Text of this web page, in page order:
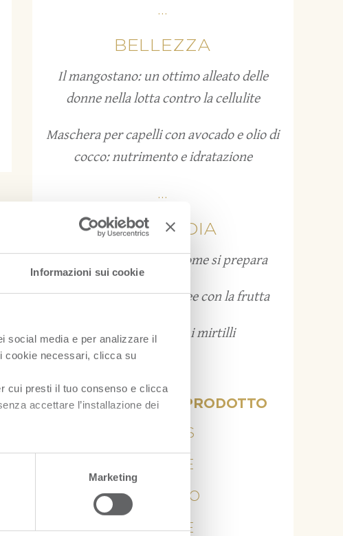
Informazioni sui cookie
social media e per analizzare il
cookie necessari, clicca su
cui presti il tuo consenso e clicca
accettare l’installazione dei
Marketing
...
BELLEZZA
Il mangostano: un ottimo alleato delle
donne nella lotta contro la cellulite
Maschera per capelli con avocado e olio di
cocco: nutrimento e idratazione
...
FRUITPEDIA
Grattachecca: cos’è e come si prepara
Bruschette estive: 12 idee con la frutta
Come conservare i mirtilli
VISUALIZZA PER PRODOTTO
ANANAS
ARANCE
AVOCADO
BANANE